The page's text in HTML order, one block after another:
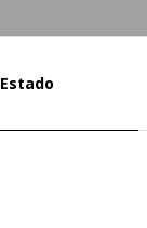
Estado